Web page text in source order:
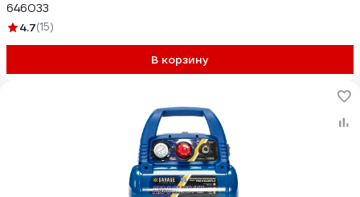
646033
4.7(15)
В корзину